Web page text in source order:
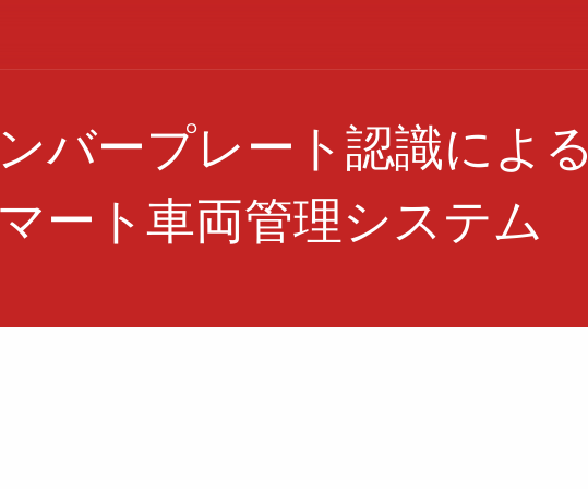
バープレート認識による
ート車両管理システム